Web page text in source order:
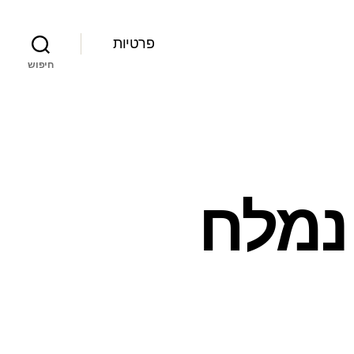
פרטיות
חיפוש